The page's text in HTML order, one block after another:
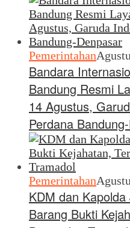
Pemerintahan
Bandara
Bandung Resmi
14 Agustus,
Perdana
Pemerintahan
KDM dan
Barang Bukti